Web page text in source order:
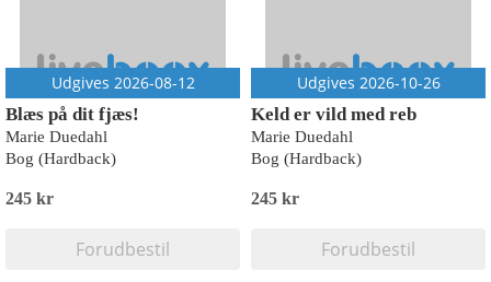
Udgives 2026-08-12
Blæs på dit fjæs!
Marie Duedahl
Bog (Hardback)
245 kr
Forudbestil
Udgives 2026-10-26
Keld er vild med reb
Marie Duedahl
Bog (Hardback)
245 kr
Forudbestil